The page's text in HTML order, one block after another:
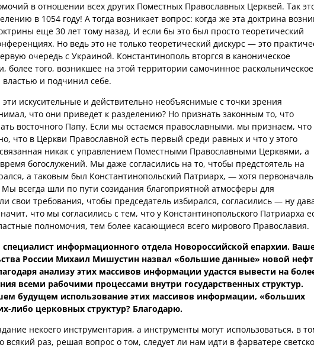
в отношении всех других Поместных Православных Церквей. Так
в 1054 году! А тогда возникает вопрос: когда же эта доктрина
еще 30 лет тому назад. И если бы это был просто теоретический
Но ведь это не только теоретический дискурс — это
очередь с Украиной. Константинополь вторгся в каноническое
более того, возникшее на этой территории самочинное раскольническое
и подчинил себе.
искусительные и действительно необъяснимые с точки зрения
что они приведет к разделению? Но признать законным то, что
восточного Папу. Если мы остаемся православными, мы признаем, что
что в Церкви Православной есть первый среди равных и что у этого
никак с управлением Поместными Православными Церквями, а
богослужений. Мы даже согласились на то, чтобы предстоятель на
а таковым был Константинопольский Патриарх, — хотя
всегда шли по пути созидания благоприятной атмосферы для
свои требования, чтобы председатель избирался, согласились — ну
что мы согласились с тем, что у Константинопольского Патриарха
полномочия, тем более касающиеся всего мирового Православия.
информационного отдела Новороссийской епархии.
России Михаил Мишустин назвал «большие данные» новой
анализу этих массивов информации удастся вывести на
всеми рабочими процессами внутри государственных структур.
будущем использование этих массивов информации, «больших
либо церковных структур? Благодарю.
некоего инструментария, а инструменты могут использоваться, в
всякий раз, решая вопрос о том, следует ли нам идти в фарватере